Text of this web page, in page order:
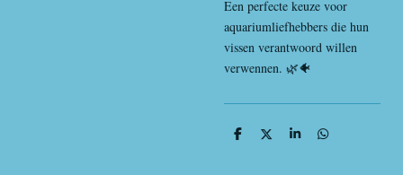
Een perfecte keuze voor
aquariumliefhebbers die hun
vissen verantwoord willen
verwennen. 🌿🐠
D
D
S
D